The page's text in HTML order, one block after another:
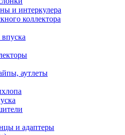
и интеркулера
коллектора
аутлеты
и адаптеры